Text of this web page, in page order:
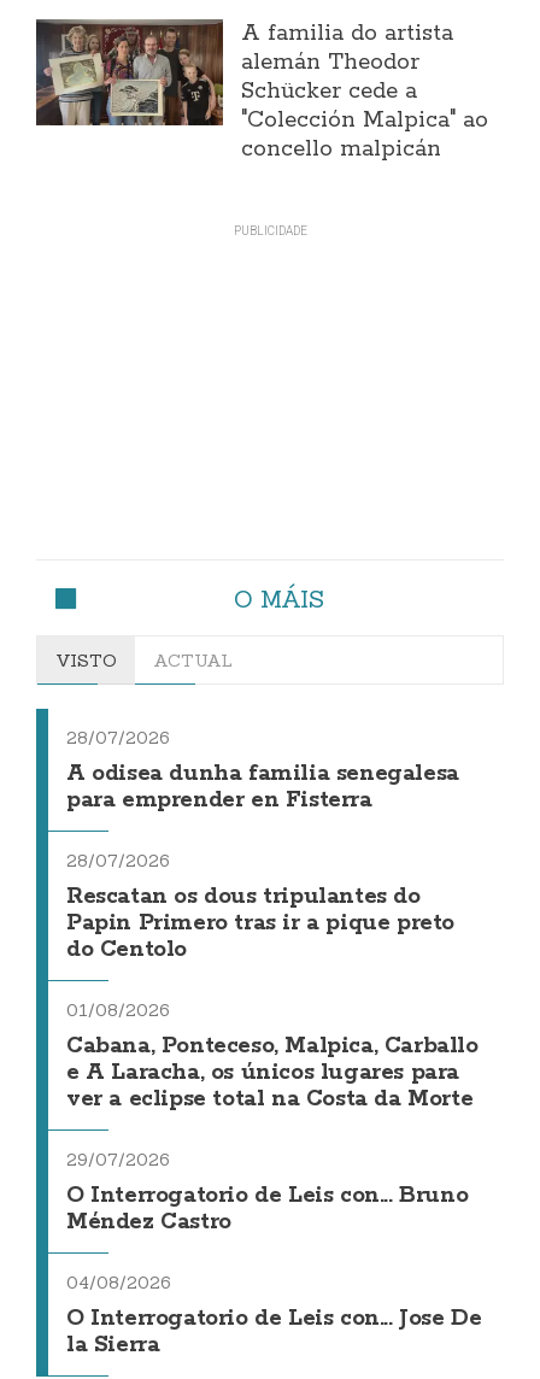
A familia do artista
alemán Theodor
Schücker cede a
"Colección Malpica" ao
concello malpicán
O MÁIS
VISTO ACTUAL
28/07/2026
A odisea dunha familia senegalesa
para emprender en Fisterra
28/07/2026
Rescatan os dous tripulantes do
Papin Primero tras ir a pique preto
do Centolo
01/08/2026
Cabana, Ponteceso, Malpica, Carballo
e A Laracha, os únicos lugares para
ver a eclipse total na Costa da Morte
29/07/2026
O Interrogatorio de Leis con... Bruno
Méndez Castro
04/08/2026
O Interrogatorio de Leis con... Jose De
la Sierra